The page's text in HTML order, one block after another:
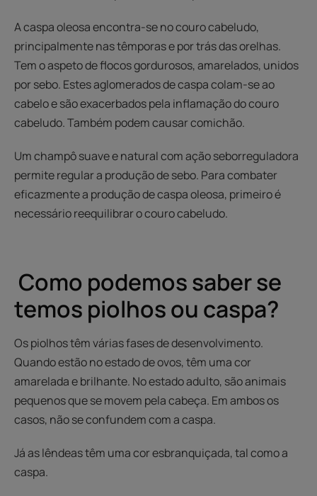
A caspa oleosa encontra-se no couro cabeludo,
principalmente nas têmporas e por trás das orelhas.
Tem o aspeto de flocos gordurosos, amarelados, unidos
por sebo. Estes aglomerados de caspa colam-se ao
cabelo e são exacerbados pela inflamação do couro
cabeludo. Também podem causar comichão.
Um champô suave e natural com ação seborreguladora
permite regular a produção de sebo. Para combater
eficazmente a produção de caspa oleosa, primeiro é
necessário reequilibrar o couro cabeludo.
Como podemos saber se
temos piolhos ou caspa?
Os piolhos têm várias fases de desenvolvimento.
Quando estão no estado de ovos, têm uma cor
amarelada e brilhante. No estado adulto, são animais
pequenos que se movem pela cabeça. Em ambos os
casos, não se confundem com a caspa.
Já as lêndeas têm uma cor esbranquiçada, tal como a
caspa.